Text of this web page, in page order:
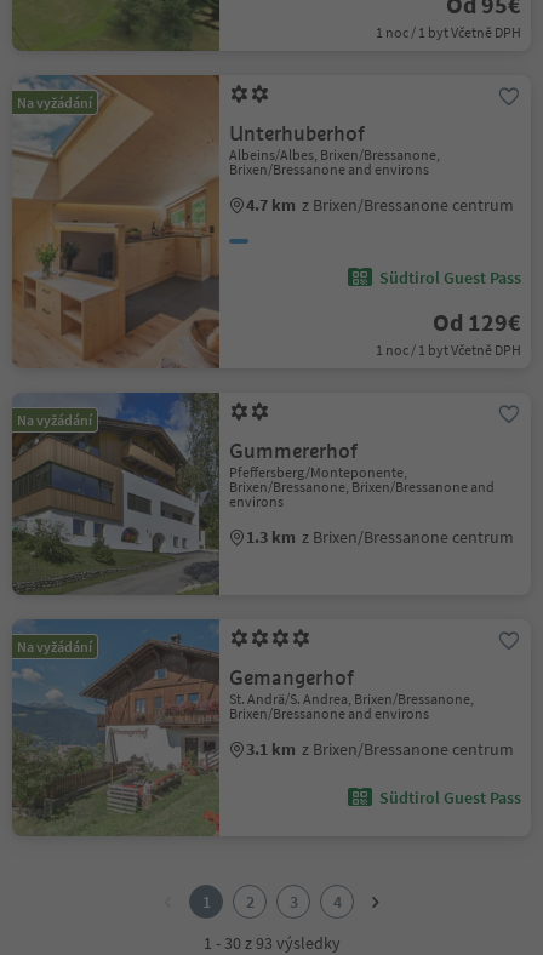
1 noc / 1 byt Včetně DPH
Na vyžádání
Unterhuberhof
Albeins/Albes, Brixen/Bressanone,
Brixen/Bressanone and environs
4.7 km z Brixen/Bressanone centrum
Südtirol Guest Pass
Od 129€
1 noc / 1 byt Včetně DPH
Na vyžádání
Gummererhof
Pfeffersberg/Monteponente,
Brixen/Bressanone, Brixen/Bressanone and
environs
1.3 km z Brixen/Bressanone centrum
Na vyžádání
Gemangerhof
St. Andrä/S. Andrea, Brixen/Bressanone,
Brixen/Bressanone and environs
3.1 km z Brixen/Bressanone centrum
Südtirol Guest Pass
1 2 3
4
1 - 30 z 93 výsledky